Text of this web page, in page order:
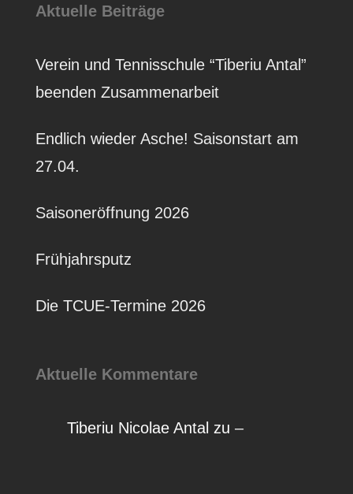
Aktuelle Beiträge
Verein und Tennisschule “Tiberiu Antal”
beenden Zusammenarbeit
Endlich wieder Asche! Saisonstart am
27.04.
Saisoneröffnung 2026
Frühjahrsputz
Die TCUE-Termine 2026
Aktuelle Kommentare
Tiberiu Nicolae Antal zu –